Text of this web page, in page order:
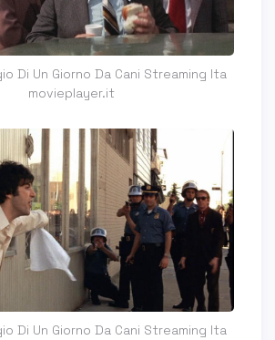
Di Un Giorno Da Cani Streaming Ita
movieplayer.it
Di Un Giorno Da Cani Streaming Ita